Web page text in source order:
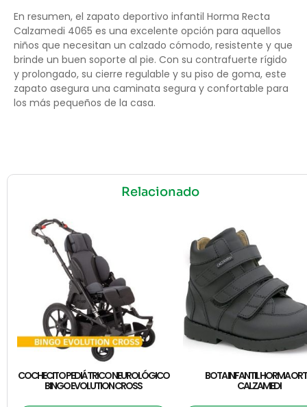
Relacionado
COCHECITO PEDIÁTRICO NEUROLÓGICO
BINGO EVOLUTION CROSS
BOTA INFANTIL HORMA
CALZAMEDI
En resumen, el zapato deportivo infantil Horma Recta
Calzamedi 4065 es una excelente opción para aquellos
niños que necesitan un calzado cómodo, resistente y que
brinde un buen soporte al pie. Con su contrafuerte rígido
y prolongado, su cierre regulable y su piso de goma, este
zapato asegura una caminata segura y confortable para
los más pequeños de la casa.